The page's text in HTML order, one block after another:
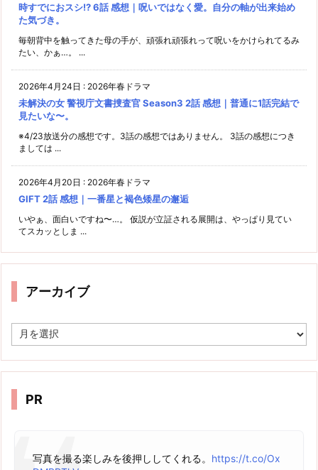
時すでにおスシ!? 6話 感想｜呪いではなく愛。自分の軸が出来始め
た気づき。
毎朝背中を触ってきた母の手が、頑張れ頑張れって呪いをかけられてるみ
たい、かぁ…。 ...
2026年4月24日 : 2026年春ドラマ
未解決の女 警視庁文書捜査官 Season3 2話 感想｜普通に1話完結で
見たいな〜。
※4/23放送分の感想です。3話の感想ではありません。 3話の感想につき
ましては ...
2026年4月20日 : 2026年春ドラマ
GIFT 2話 感想｜一番星と褐色矮星の邂逅
いやぁ、面白いですね〜…。 仮説が立証される展開は、やっぱり見てい
てスカッとしま ...
アーカイブ
ー
イ
PR
写真を撮る楽しみを後押ししてくれる。 https://t.co/Ox